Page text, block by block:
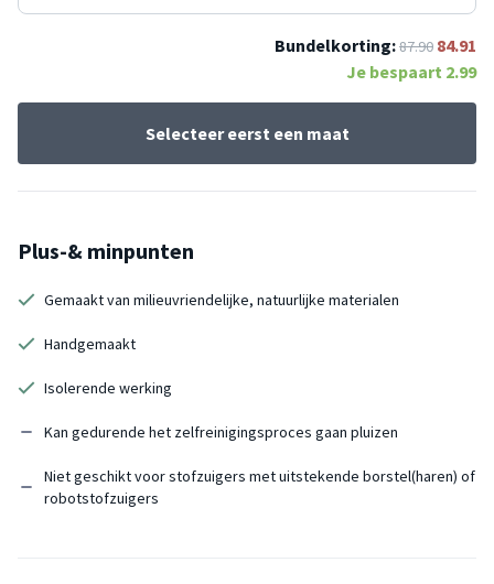
Bundelkorting:87.90 84.91
Je bespaart 2.99
Selecteer eerst een maat
Plus-& minpunten
Gemaakt van milieuvriendelijke, natuurlijke materialen
Handgemaakt
Isolerende werking
Kan gedurende het zelfreinigingsproces gaan pluizen
Niet geschikt voor stofzuigers met uitstekende borstel(haren) of
robotstofzuigers